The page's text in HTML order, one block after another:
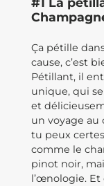
Ça pétille
cause, c’est
Pétillant, il
unique, qui
et
un voyage
tu peux
comme le
pinot noir,
l’œnologie. Et